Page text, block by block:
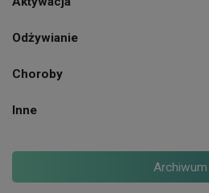
Odżywianie
Choroby
Inne
Archiwum